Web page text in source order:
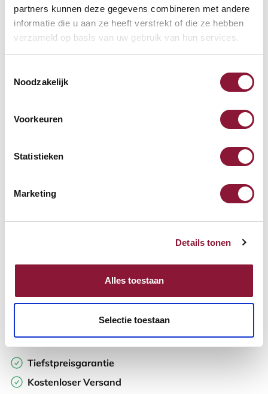
partners kunnen deze gegevens combineren met andere
informatie die u aan ze heeft verstrekt of die ze hebben
verzameld op basis van uw gebruik van hun services.
Noodzakelijk
Voorkeuren
Statistieken
Marketing
Details tonen
Alles toestaan
Selectie toestaan
FUSSRING AUS POLIERTEM ALUMINIUM ?
Verfügbar
Auf der Suche nach Stückzahlen? Machen Sie Ihren Arbeitsplatz
komplett und fordern Sie direkt ein individuelles Angebot an.
Zur Vergleichsliste hinzufügen
Tiefstpreisgarantie
Kostenloser Versand